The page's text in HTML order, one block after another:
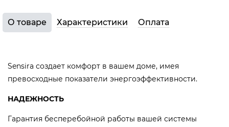
О товаре Характеристики Оплата
Sensira создает комфорт в вашем доме, имея
превосходные показатели энергоэффективности.
НАДЕЖНОСТЬ
Гарантия бесперебойной работы вашей системы